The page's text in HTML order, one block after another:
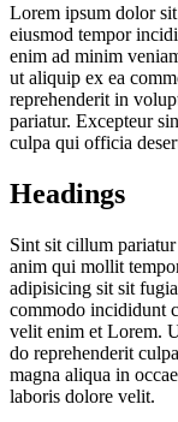
Lorem ipsum dolor
eiusmod tempor
enim ad minim
ut aliquip ex ea
reprehenderit in
pariatur. Excepteur
culpa qui officia
Headings
Sint sit cillum
anim qui mollit
adipisicing sit sit
commodo incididunt
velit enim et Lorem.
do reprehenderit
magna aliqua in
laboris dolore velit.